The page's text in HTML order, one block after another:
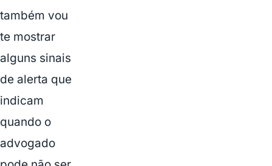
também vou
te mostrar
alguns sinais
de alerta que
indicam
quando o
advogado